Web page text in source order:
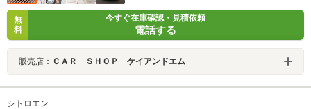
無
料
今すぐ在庫確認・見積依頼
電話する
販売店： ＣＡＲ ＳＨＯＰ ケイアンドエム
シトロエン